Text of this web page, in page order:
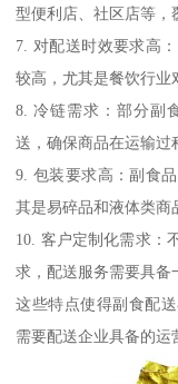
型便利店、社区店等，
7. 对配送时效要求高
较高，尤其是餐饮行业
8. 冷链需求：部分副
送，确保商品在运输过
9. 包装要求高：副食
其是易碎品和液体类商
10. 客户定制化需求：
求，配送服务需要具备
这些特点使得副食配
需要配送企业具备的运